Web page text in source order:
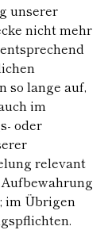
unserer
nicht mehr
so lange auf,
im
oder
relevant
im Übrigen